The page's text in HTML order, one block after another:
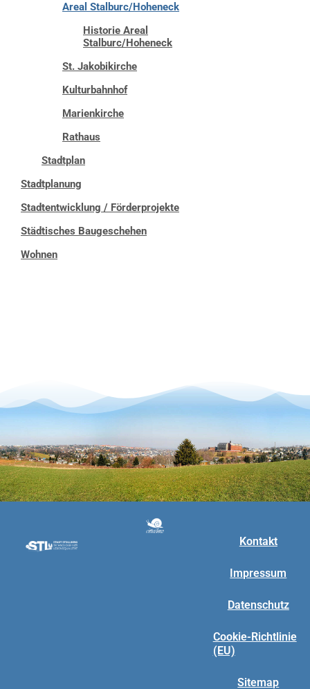
Areal Stalburc/Hoheneck
Historie Areal
Stalburc/Hoheneck
St. Jakobikirche
Kulturbahnhof
Marienkirche
Rathaus
Stadtplan
Stadtplanung
Stadtentwicklung / Förderprojekte
Städtisches Baugeschehen
Wohnen
Kontakt
Impressum
Datenschutz
Cookie-Richtlinie
(EU)
Sitemap